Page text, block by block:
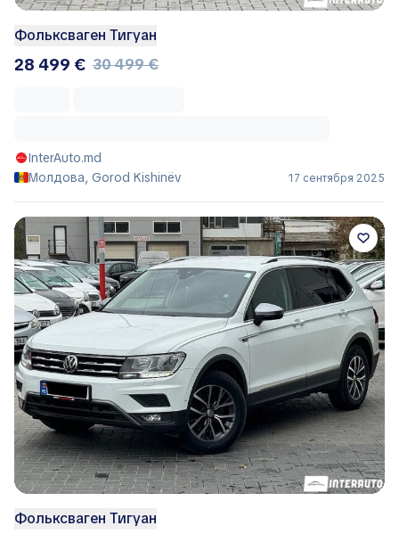
Фольксваген Тигуан
28 499 € 30 499 €
InterAuto.md
Молдова, Gorod Kishinëv
17 сентября 2025
Фольксваген Тигуан